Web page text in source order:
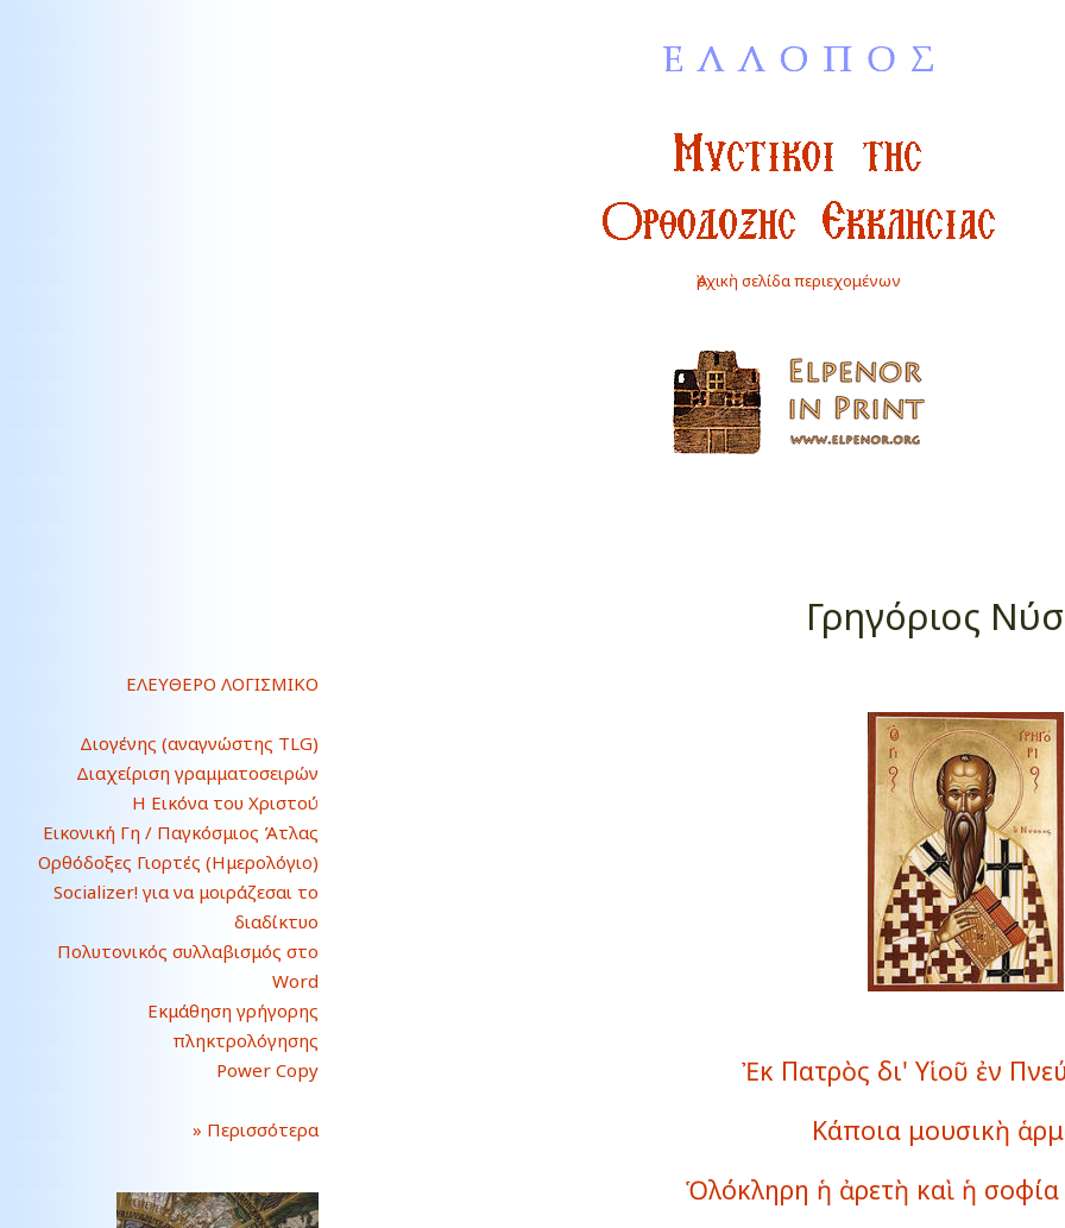
Ἀρχικὴ σελίδα περιεχομένων
ΕΛΕΥΘΕΡΟ ΛΟΓΙΣΜΙΚΟ
Διογένης (αναγνώστης TLG)
Διαχείριση γραμματοσειρών
Η Εικόνα του Χριστού
Εικονική Γη / Παγκόσμιος Άτλας
Ορθόδοξες Γιορτές (Ημερολόγιο)
Socializer! για να μοιράζεσαι το
διαδίκτυο
Πολυτονικός συλλαβισμός στο
Word
Εκμάθηση γρήγορης
πληκτρολόγησης
Power Copy
» Περισσότερα
Γρηγόριος
Ἐκ Πατρὸς δι' Υἱοῦ ἐν
Κάποια μουσικὴ
Ὁλόκληρη ἡ ἀρετὴ καὶ ἡ σοφία